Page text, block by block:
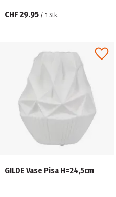
CHF 29.95 / 1 Stk.
GILDE Vase Pisa H=24,5cm